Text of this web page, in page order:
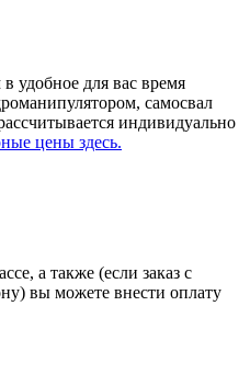
удобное для вас время
самосвал
индивидуально
цены здесь.
а также (если заказ с
вы можете внести оплату